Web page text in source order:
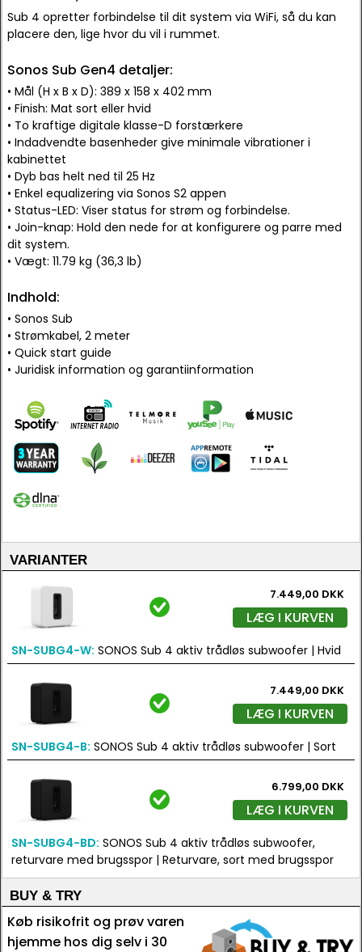
Sub 4 opretter forbindelse til dit system via WiFi, så du kan
placere den, lige hvor du vil i rummet.
Sonos Sub Gen4 detaljer:
• Mål (H x B x D): 389 x 158 x 402 mm
• Finish: Mat sort eller hvid
• To kraftige digitale klasse-D forstærkere
• Indadvendte basenheder give minimale vibrationer i
kabinettet
• Dyb bas helt ned til 25 Hz
• Enkel equalizering via Sonos S2 appen
• Status-LED: Viser status for strøm og forbindelse.
• Join-knap: Hold den nede for at konfigurere og parre med
dit system.
• Vægt: 11.79 kg (36,3 lb)
Indhold:
• Sonos Sub
• Strømkabel, 2 meter
• Quick start guide
• Juridisk information og garantiinformation
VARIANTER
7.449,00 DKK
LÆG I KURVEN
SN-SUBG4-W: SONOS Sub 4 aktiv trådløs subwoofer | Hvid
7.449,00 DKK
LÆG I KURVEN
SN-SUBG4-B: SONOS Sub 4 aktiv trådløs subwoofer | Sort
6.799,00 DKK
LÆG I KURVEN
SN-SUBG4-BD: SONOS Sub 4 aktiv trådløs subwoofer,
returvare med brugsspor | Returvare, sort med brugsspor
BUY & TRY
Køb risikofrit og prøv varen
hjemme hos dig selv i 30